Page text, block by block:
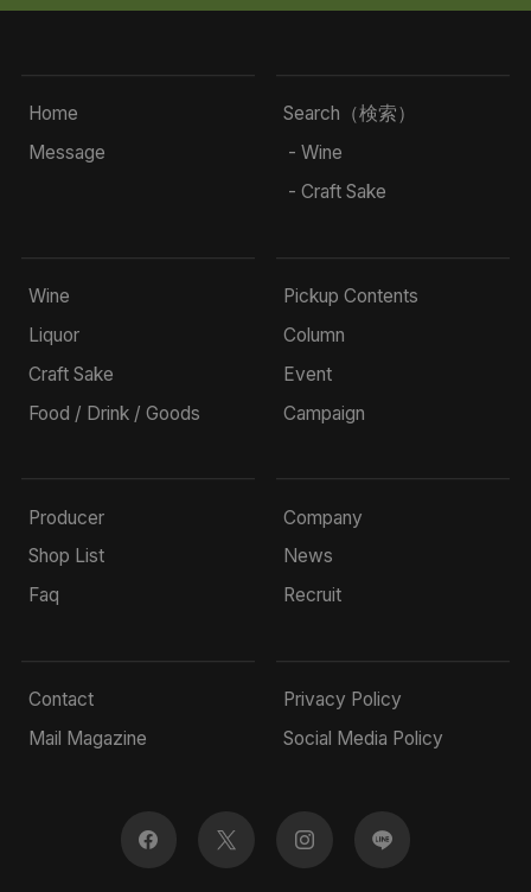
Home
Message
Search（検索）
- Wine
- Craft Sake
Wine
Liquor
Craft Sake
Food / Drink / Goods
Pickup Contents
Column
Event
Campaign
Producer
Shop List
Faq
Company
News
Recruit
Contact
Mail Magazine
Privacy Policy
Social Media Policy